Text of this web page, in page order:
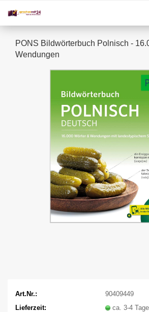
PONS Bildwörterbuch Polnisch -
Wendungen
Art.Nr.:
90409449
Lieferzeit:
ca. 3-4 Tage